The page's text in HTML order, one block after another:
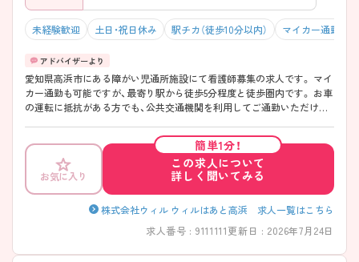
未経験歓迎 土日・祝日休み 駅チカ（徒歩10分以内） マイカー通勤可・
愛知県高浜市にある障がい児通所施設にて看護師募集の求人です。 マイ
カー通勤も可能ですが、最寄り駅から徒歩5分程度と徒歩圏内です。 お車
の運転に抵抗がある方でも、公共交通機関を利用してご通勤いただけま
お気に入り
簡単1分！
この求人について
詳しく聞いてみる
株式会社ウィル ウィルはあと高浜 求人一覧はこちら
求人番号 : 9111111更新日 : 2026年7月24日